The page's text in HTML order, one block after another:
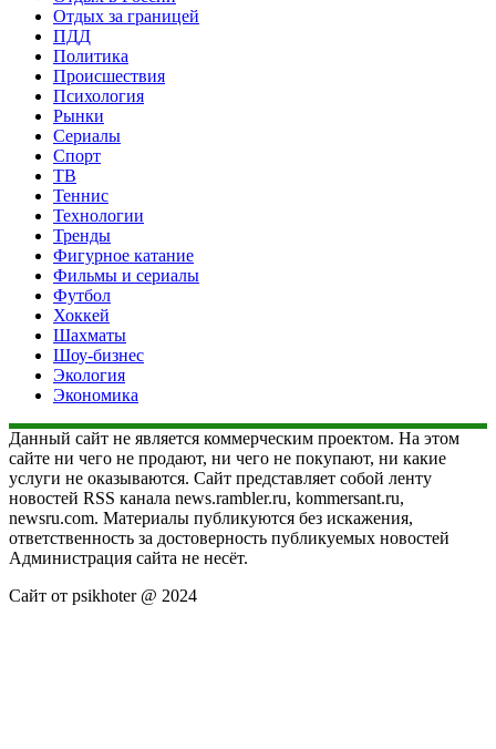
Отдых за границей
ПДД
Политика
Происшествия
Психология
Рынки
Сериалы
Спорт
ТВ
Теннис
Технологии
Тренды
Фигурное катание
Фильмы и сериалы
Футбол
Хоккей
Шахматы
Шоу-бизнес
Экология
Экономика
Данный сайт не является коммерческим проектом. На этом
сайте ни чего не продают, ни чего не покупают, ни какие
услуги не оказываются. Сайт представляет собой ленту
новостей RSS канала news.rambler.ru, kommersant.ru,
newsru.com. Материалы публикуются без искажения,
ответственность за достоверность публикуемых новостей
Администрация сайта не несёт.
Сайт от psikhoter @ 2024